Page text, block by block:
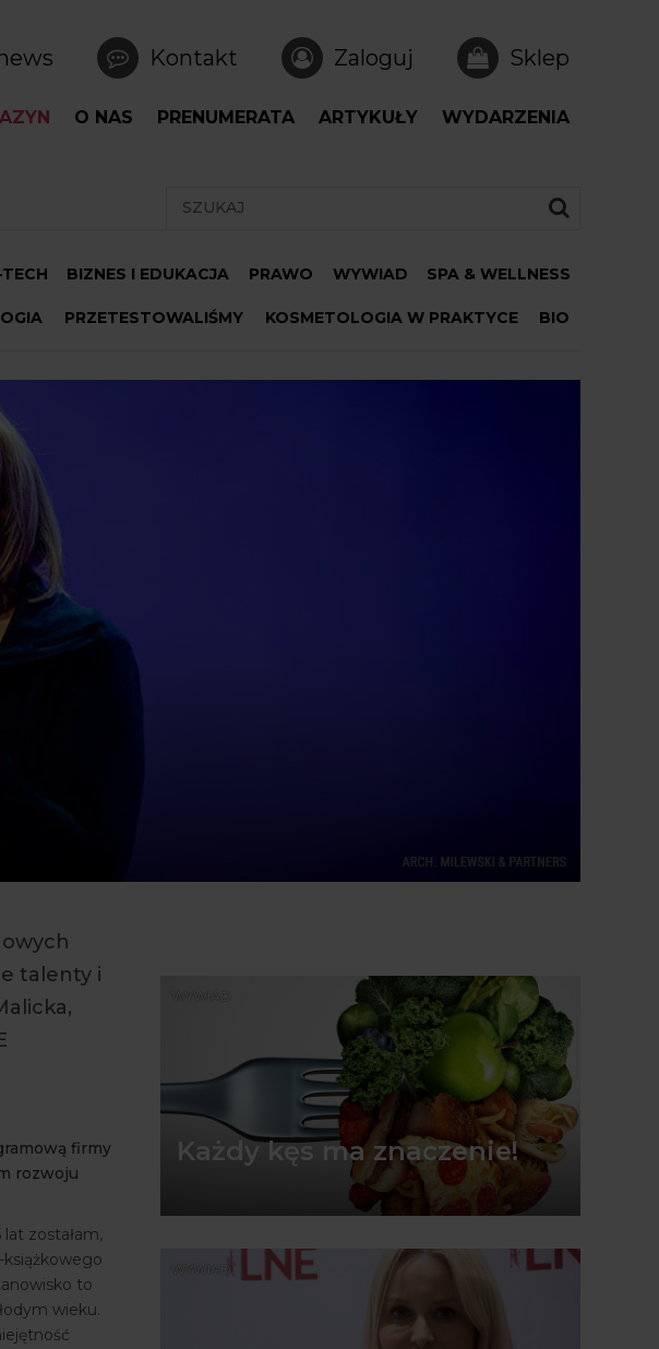
Kontakt Zaloguj Sklep
O NAS PRENUMERATA ARTYKUŁY WYDARZENIA
BIZNES I EDUKACJA PRAWO WYWIAD SPA & WELLNESS
PRZETESTOWALIŚMY KOSMETOLOGIA W PRAKTYCE BIO
talenty i
firmy
rozwoju
zostałam,
to
wieku.
WYWIAD
Każdy kęs ma znaczenie!
WYWIAD